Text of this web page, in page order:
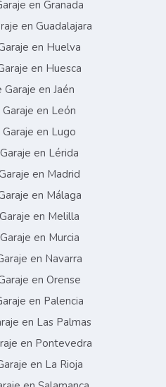
en Granada
en Guadalajara
en Huelva
en Huesca
en Jaén
en León
en Lugo
en Lérida
en Madrid
en Málaga
en Melilla
en Murcia
en Navarra
en Orense
en Palencia
en Las Palmas
en Pontevedra
en La Rioja